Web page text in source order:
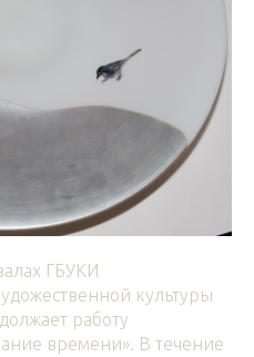
ГБУКИ
культуры
работу
времени». В течение